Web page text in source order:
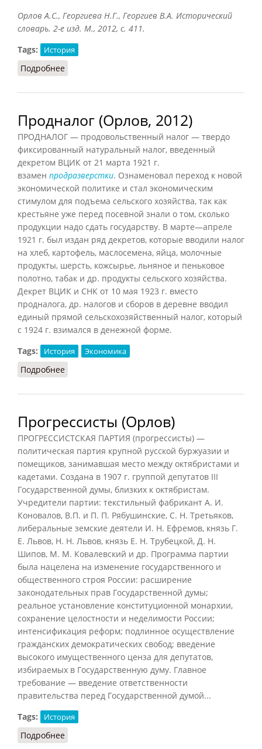
Орлов А.С., Георгиева Н.Г., Георгиев В.А. Исторический
словарь. 2-е изд. М., 2012, с. 411.
Tags:
История
Подробнее
Продналог (Орлов, 2012)
ПРОДНАЛОГ — продовольственный налог — твердо
фиксированный натуральный налог, введенный
декретом ВЦИК от 21 марта 1921 г.
взамен продразверстки. Ознаменовал переход к новой
экономической политике и стал экономическим
стимулом для подъема сельского хозяйства, так как
крестьяне уже перед посевной знали о том, сколько
продукции надо сдать государству. В марте—апреле
1921 г. был издан ряд декретов, которые вводили налог
на хлеб, картофель, маслосемена, яйца, молочные
продукты, шерсть, кожсырье, льняное и пеньковое
полотно, табак и др. продукты сельского хозяйства.
Декрет ВЦИК и СНК от 10 мая 1923 г. вместо
продналога, др. налогов и сборов в деревне вводил
единый прямой сельскохозяйственный налог, который
с 1924 г. взимался в денежной форме.
Tags:
История Экономика
Подробнее
Прогрессисты (Орлов)
ПРОГРЕССИСТСКАЯ ПАРТИЯ (прогрессисты) —
политическая партия крупной русской буржуазии и
помещиков, занимавшая место между октябристами и
кадетами. Создана в 1907 г. группой депутатов III
Государственной думы, близких к октябристам.
Учредители партии: текстильный фабрикант А. И.
Коновалов, B.П. и П. П. Рябушинские, С. Н. Третьяков,
либеральные земские деятели И. Н. Ефремов, князь Г.
Е. Львов, Н. Н. Львов, князь Е. Н. Трубецкой, Д. Н.
Шипов, М. М. Ковалевский и др. Программа партии
была нацелена на изменение государственного и
общественного строя России: расширение
законодательных прав Государственной думы;
реальное установление конституционной монархии,
сохранение целостности и неделимости России;
интенсификация реформ; подлинное осуществление
гражданских демократических свобод; введение
высокого имущественного ценза для депутатов,
избираемых в Государственную думу. Главное
требование — введение ответственности
правительства перед Государственной думой...
Tags:
История
Подробнее